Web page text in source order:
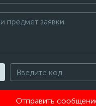
Отправить